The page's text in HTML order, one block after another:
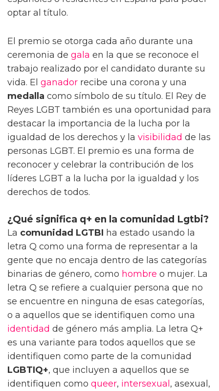
optar al título.
El premio se otorga cada año durante una
ceremonia de gala en la que se reconoce el
trabajo realizado por el candidato durante su
vida. El ganador recibe una corona y una
medalla como símbolo de su título. El Rey de
Reyes LGBT también es una oportunidad para
destacar la importancia de la lucha por la
igualdad de los derechos y la visibilidad de las
personas LGBT. El premio es una forma de
reconocer y celebrar la contribución de los
líderes LGBT a la lucha por la igualdad y los
derechos de todos.
¿Qué significa q+ en la comunidad Lgtbi?
La comunidad LGTBI ha estado usando la
letra Q como una forma de representar a la
gente que no encaja dentro de las categorías
binarias de género, como hombre o mujer. La
letra Q se refiere a cualquier persona que no
se encuentre en ninguna de esas categorías,
o a aquellos que se identifiquen como una
identidad de género más amplia. La letra Q+
es una variante para todos aquellos que se
identifiquen como parte de la comunidad
LGBTIQ+, que incluyen a aquellos que se
identifiquen como queer, intersexual , asexual,